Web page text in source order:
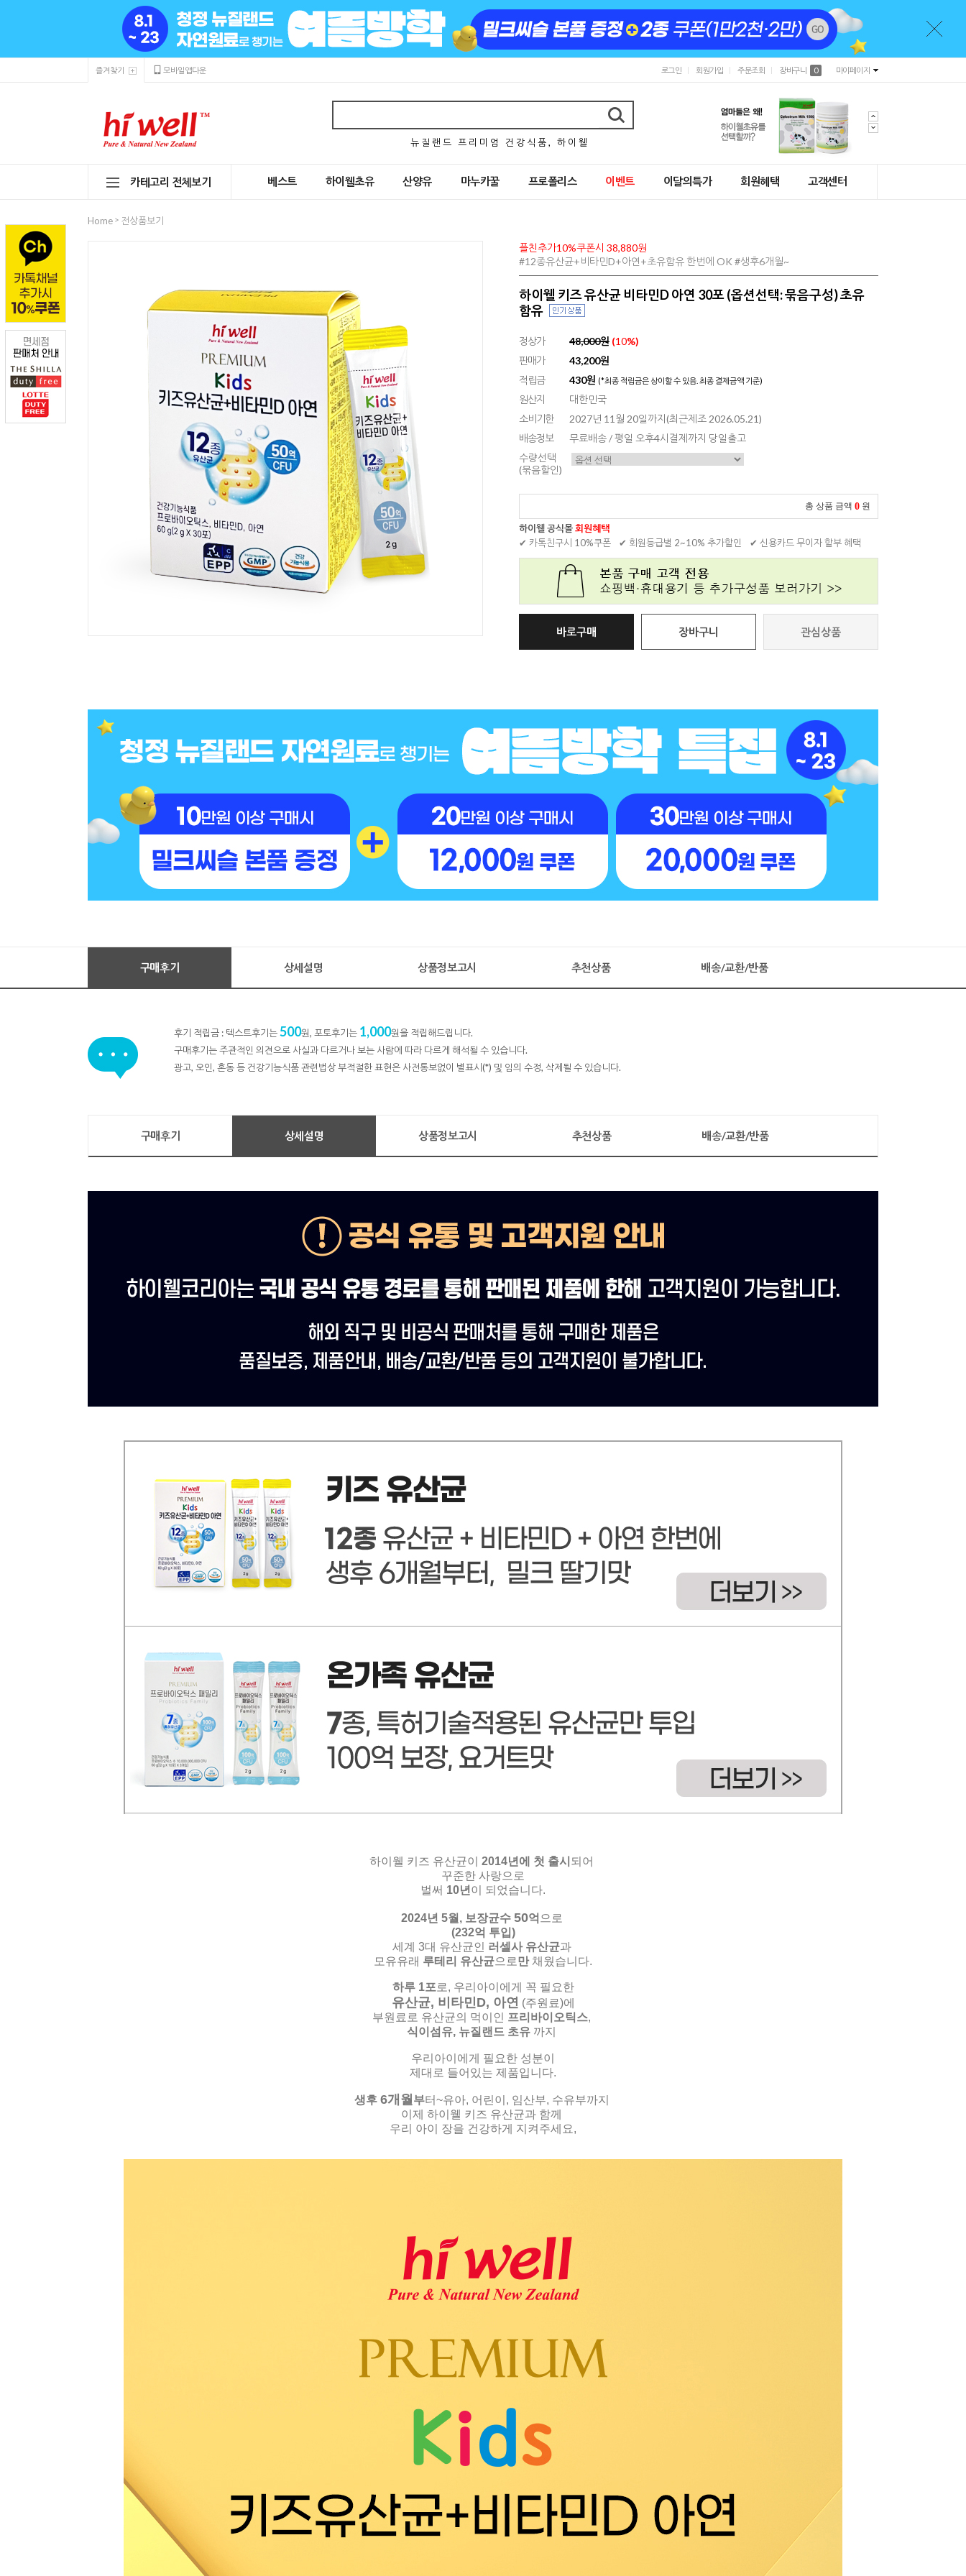
즐겨찾기 모바일앱다운 로그인 회원가입 주문조회 장바구니 0 마이페이지
뉴 질 랜 드 프 리 미 엄 건 강 식 품 , 하 이 웰
카테고리 전체보기 베스트 하이웰초유 산양유 마누카꿀 프로폴리스 이벤트 이달의특가 회원혜택 고객센터
Home > 전상품보기
플친추가10%쿠폰시 38,880원
#12종유산균+비타민D+아연+초유함유 한번에 OK #생후6개월~
하이웰 키즈 유산균 비타민D 아연 30포 (옵션선택: 묶음구성) 초유
함유
정상가 48,000원 (10%)
판매가
43,200원
적립금
430원 (*최종 적립금은 상이할 수 있음. 최종 결제금액 기준)
원산지
대한민국
소비기한
2027년 11월 20일까지(최근제조 2026.05.21)
배송정보
무료배송 / 평일 오후4시결제까지 당일출고
수량선택
(묶음할인)
총 상품 금액 0 원
하이웰 공식몰회원혜택
✔ 카톡친구시 10%쿠폰
✔ 회원등급별 2~10% 추가할인 ✔ 신용카드 무이자 할부 혜택
바로구매 장바구니 관심상품
구매후기 상세설명 상품정보고시 추천상품 배송/교환/반품
후기 적립금 : 텍스트후기는500원, 포토후기는 1,000원을 적립해드립니다.
구매후기는 주관적인 의견으로 사실과 다르거나 보는 사람에 따라 다르게 해석될 수 있습니다.
광고, 오인, 혼동 등 건강기능식품 관련법상 부적절한 표현은 사전통보없이 별표시(*) 및 임의 수정, 삭제될 수 있습니다.
구매후기 상세설명 상품정보고시 추천상품 배송/교환/반품
하이웰 키즈 유산균이 2014년에 첫 출시 되어
꾸준한 사랑으로
벌써 10년 이 되었습니다.
2024년 5월, 보장균수 50억 으로
(232억 투입)
세계 3대 유산균인
러셀사 유산균과
모유유래 루테리 유산균으로만채웠습니다.
하루 1포 로, 우리아이에게 꼭 필요한
유산균, 비타민D, 아연 (주원료)에
부원료로 유산균의 먹이인 프리바이오틱스,
식이섬유, 뉴질랜드 초유 까지
우리아이에게 필요한 성분이
제대로 들어있는 제품입니다.
생후 6개월 부터~유아, 어린이, 임산부, 수유부까지
이제 하이웰 키즈 유산균과 함께
우리 아이 장을 건강하게 지켜주세요,